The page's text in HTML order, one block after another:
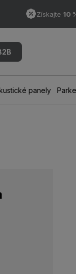
Získajte 10
panely